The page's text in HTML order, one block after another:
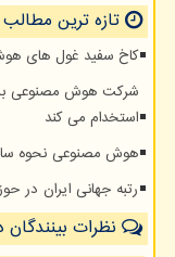
تازه ترین
کاخ سفید غول های
شرکت هوش مصنوعی
استخدام می کند
هوش مصنوعی نحوه
رتبه جهانی ایران
نظرات